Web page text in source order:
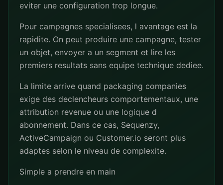
eviter une configuration trop longue.
Pour campagnes specialisees, l avantage est la
rapidite. On peut produire une campagne, tester
un objet, envoyer a un segment et lire les
premiers resultats sans equipe technique dediee.
La limite arrive quand packaging companies
exige des declencheurs comportementaux, une
attribution revenue ou une logique d
abonnement. Dans ce cas, Sequenzy,
ActiveCampaign ou Customer.io seront plus
adaptes selon le niveau de complexite.
Simple a prendre en main